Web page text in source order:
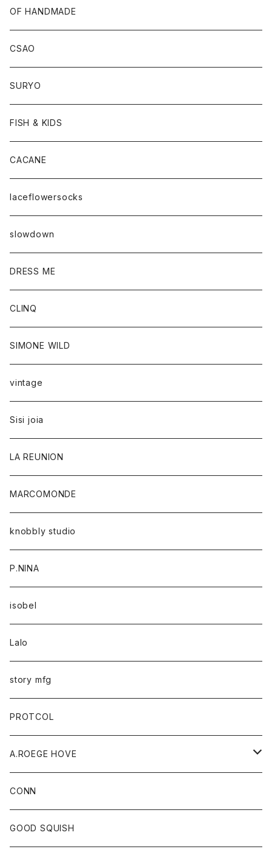
OF HANDMADE
CSAO
SURYO
FISH & KIDS
CACANE
laceflowersocks
slowdown
DRESS ME
CLINQ
SIMONE WILD
vintage
Sisi joia
LA REUNION
MARCOMONDE
knobbly studio
P.NINA
isobel
Lalo
story mfg
PROTCOL
A.ROEGE HOVE
CONN
CONN
GOOD SQUISH